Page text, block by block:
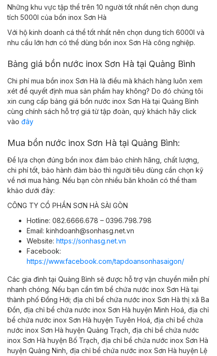
Những khu vực tập thể trên 10 người tốt nhất nên chọn dung
tích 5000l của bồn inox Sơn Hà
Với hộ kinh doanh cá thể tốt nhất nên chọn dung tích 6000l và
nhu cầu lớn hơn có thể dùng bồn inox Sơn Hà công nghiệp.
Bảng giá bồn nước inox Sơn Hà tại Quảng Bình
Chi phí mua bồn inox Sơn Hà là điều mà khách hàng luôn xem
xét để quyết định mua sản phẩm hay không? Do đó chúng tôi
xin cung cấp bảng giá bồn nước inox Sơn Hà tại Quảng Bình
cùng chính sách hỗ trợ giá từ tập đoàn, quý khách hãy click
vào đây
Mua bồn nước inox Sơn Hà tại Quảng Bình:
Để lựa chọn đúng bồn inox đảm bảo chính hãng, chất lượng,
chi phí tốt, bảo hành đảm bảo thì người tiêu dùng cần chọn kỹ
về nơi mua hàng. Nếu bạn còn nhiều băn khoăn có thể tham
khảo dưới đây:
CÔNG TY CỔ PHẦN SƠN HÀ SÀI GÒN
Hotline: 082.6666.678 – 0396.798.798
Email: kinhdoanh@sonhasg.net.vn
Website: https://sonhasg.net.vn
Facebook:
https://www.facebook.com/tapdoansonhasaigon/
Các gia đình tại Quảng Bình sẽ được hỗ trợ vận chuyển miễn phí
nhanh chóng. Nếu bạn cần tìm bể chứa nước inox Sơn Hà tại
thành phố Đồng Hới; địa chỉ bể chứa nước inox Sơn Hàthị xã Ba
Đồn, địa chỉ bể chứa nước inox Sơn Hà huyện Minh Hoá, địa chỉ
bể chứa nước inox Sơn Hà huyện Tuyên Hoá, địa chỉ bể chứa
nước inox Sơn Hà huyện Quảng Trạch, địa chỉ bể chứa nước
inox Sơn Hà huyện Bố Trạch, địa chỉ bể chứa nước inox Sơn Hà
huyện Quảng Ninh, địa chỉ bể chứa nước inox Sơn Hà huyện Lệ